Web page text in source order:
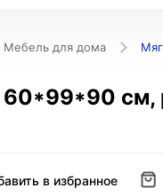
Мебель для дома
см,
в избранное